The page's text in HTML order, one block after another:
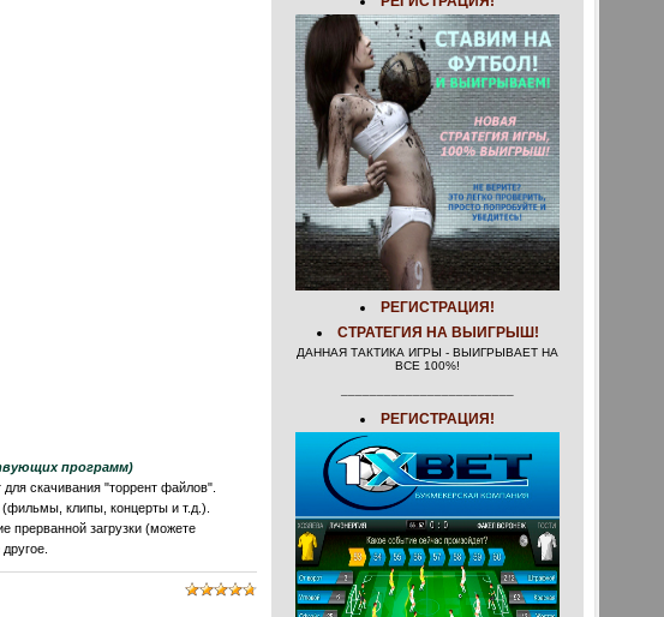
РЕГИСТРАЦИЯ!
СТРАТЕГИЯ НА ВЫИГРЫШ!
ДАННАЯ ТАКТИКА ИГРЫ - ВЫИГРЫВАЕТ НА
ВСЕ 100%!
РЕГИСТРАЦИЯ!
программ)
скачивания "торрент файлов".
клипы, концерты и т.д.).
прерванной загрузки (можете